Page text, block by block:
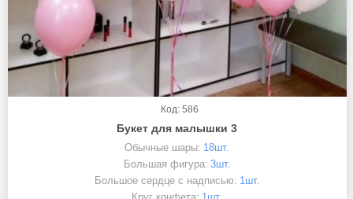
Код: 586
Букет для малышки 3
Обычные шары: 18шт.
Большая фигура: 3шт.
Большое сердце с надписью: 1шт.